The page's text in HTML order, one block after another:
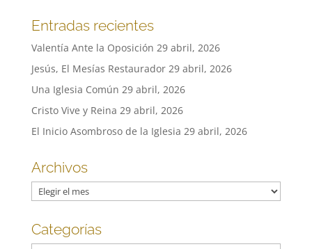
Entradas recientes
Valentía Ante la Oposición 29 abril, 2026
Jesús, El Mesías Restaurador 29 abril, 2026
Una Iglesia Común 29 abril, 2026
Cristo Vive y Reina 29 abril, 2026
El Inicio Asombroso de la Iglesia 29 abril, 2026
Archivos
Archivos
Categorías